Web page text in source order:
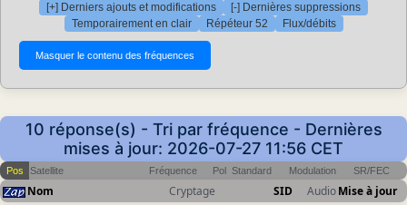
[+] Derniers ajouts et modifications
[-] Dernières suppressions
Temporairement en clair
Répéteur 52 Flux/débits
10 réponse(s) - Tri par fréquence - Dernières
mises à jour: 2026-07-27 11:56 CET
Pos Satellite Fréquence Pol Standard Modulation SR/FEC
Nom Cryptage SID AudioMise à jour